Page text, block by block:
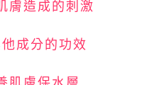
膚造成的刺激
成分的功效